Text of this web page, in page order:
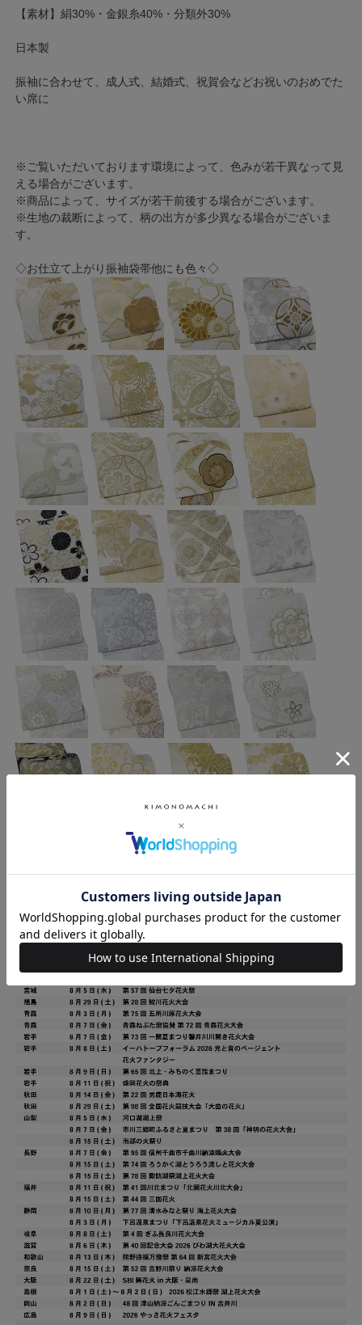
【素材】絹30%・金銀糸40%・分類外30%
日本製
振袖に合わせて、成人式、結婚式、祝賀会などお祝いのおめでた
い席に
※ご覧いただいております環境によって、色みが若干異なって見
える場合がございます。
※商品によって、サイズが若干前後する場合がございます。
※生地の裁断によって、柄の出方が多少異なる場合がございま
す。
◇お仕立て上がり振袖袋帯他にも色々◇